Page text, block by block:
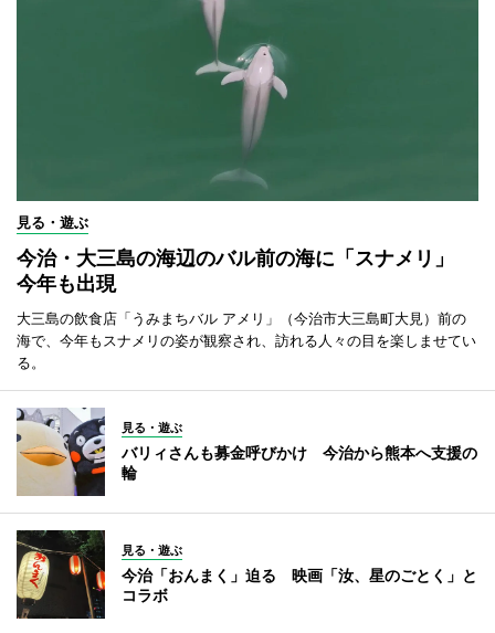
見る・遊ぶ
今治・大三島の海辺のバル前の海に「スナメリ」
今年も出現
大三島の飲食店「うみまちバル アメリ」（今治市大三島町大見）前の
海で、今年もスナメリの姿が観察され、訪れる人々の目を楽しませてい
る。
見る・遊ぶ
バリィさんも募金呼びかけ 今治から熊本へ支援の
輪
見る・遊ぶ
今治「おんまく」迫る 映画「汝、星のごとく」と
コラボ